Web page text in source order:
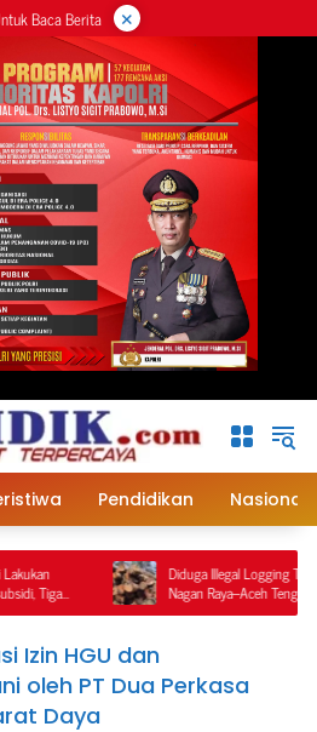
Baca Berita ×
Pendidikan Nasional
Diduga Illegal Logging Terorganisir di
Nagan Raya–Aceh Tengah, Publik
Ketegasan APH dan Satgas PKH
Izin HGU dan
oleh PT Dua Perkasa
Daya